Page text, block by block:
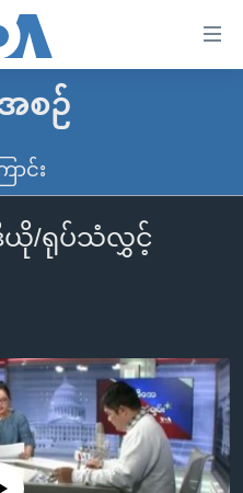
ား
စဉ်
ာင်း
ယို/ရုပ်သံလွှင့်